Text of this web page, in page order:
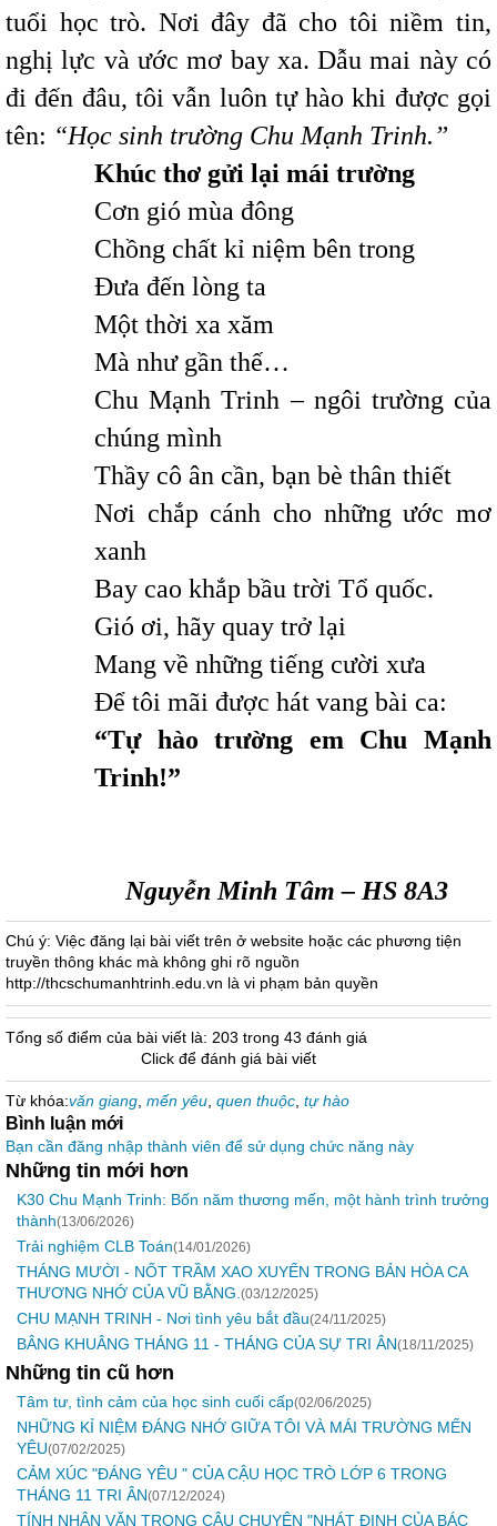
tuổi học trò. Nơi đây đã cho tôi niềm tin,
nghị lực và ước mơ bay xa. Dẫu mai này có
đi đến đâu, tôi vẫn luôn tự hào khi được gọi
tên: “Học sinh trường Chu Mạnh Trinh.”
Khúc thơ gửi lại mái trường
Cơn gió mùa đông
Chồng chất kỉ niệm bên trong
Đưa đến lòng ta
Một thời xa xăm
Mà như gần thế…
Chu Mạnh Trinh – ngôi trường của
chúng mình
Thầy cô ân cần, bạn bè thân thiết
Nơi chắp cánh cho những ước mơ
xanh
Bay cao khắp bầu trời Tổ quốc.
Gió ơi, hãy quay trở lại
Mang về những tiếng cười xưa
Để tôi mãi được hát vang bài ca:
“Tự hào trường em Chu Mạnh
Trinh!”
Nguyễn Minh Tâm – HS 8A3
Chú ý: Việc đăng lại bài viết trên ở website hoặc các phương tiện
truyền thông khác mà không ghi rõ nguồn
http://thcschumanhtrinh.edu.vn là vi phạm bản quyền
Tổng số điểm của bài viết là: 203 trong 43 đánh giá
Click để đánh giá bài viết
Từ khóa:văn giang mến yêu quen thuộc tự hào
Bình luận mới
Bạn cần đăng nhập thành viên để sử dụng chức năng này
Những tin mới hơn
K30 Chu Mạnh Trinh: Bốn năm thương mến, một hành trình trưởng
thành(13/06/2026)
Trải nghiệm CLB Toán(14/01/2026)
THÁNG MƯỜI - NỐT TRẦM XAO XUYẾN TRONG BẢN HÒA CA
THƯƠNG NHỚ CỦA VŨ BẰNG. (03/12/2025)
CHU MẠNH TRINH - Nơi tình yêu bắt đầu(24/11/2025)
BÂNG KHUÂNG THÁNG 11 - THÁNG CỦA SỰ TRI ÂN(18/11/2025)
Những tin cũ hơn
Tâm tư, tình cảm của học sinh cuối cấp(02/06/2025)
NHỮNG KỈ NIỆM ĐÁNG NHỚ GIỮA TÔI VÀ MÁI TRƯỜNG MẾN
YÊU(07/02/2025)
CẢM XÚC "ĐÁNG YÊU " CỦA CẬU HỌC TRÒ LỚP 6 TRONG
THÁNG 11 TRI ÂN(07/12/2024)
TÍNH NHÂN VĂN TRONG CÂU CHUYỆN "NHÁT ĐINH CỦA BÁC